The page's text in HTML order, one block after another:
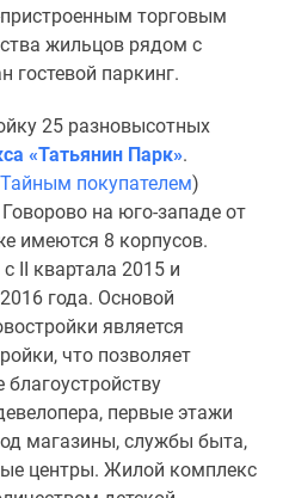
торговым
жильцов рядом с
гостевой паркинг.
25 разновысотных
«Татьянин Парк».
покупателем)
на юго-западе от
имеются 8 корпусов.
II квартала 2015 и
года. Основой
является
что позволяет
первые этажи
магазины, службы быта,
центры. Жилой комплекс